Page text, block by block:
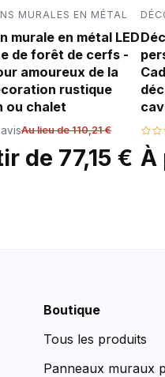
MURALES EN MÉTAL
murale en métal LED
de forêt de cerfs -
amoureux de la
rustique
ou chalet
Au lieu de 110,21 €
de 77,15 € À
Boutique
Tous les produits
Panneaux muraux